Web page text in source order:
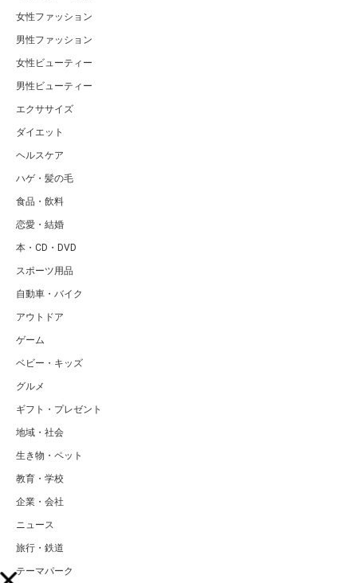
女性ファッション
男性ファッション
女性ビューティー
男性ビューティー
エクササイズ
ダイエット
ヘルスケア
ハゲ・髪の毛
食品・飲料
恋愛・結婚
本・CD・DVD
スポーツ用品
自動車・バイク
アウトドア
ゲーム
ベビー・キッズ
グルメ
ギフト・プレゼント
地域・社会
生き物・ペット
教育・学校
企業・会社
ニュース
旅行・鉄道
テーマパーク